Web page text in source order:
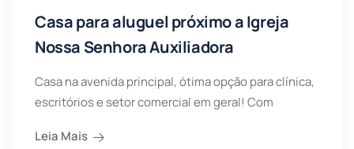
Casa para aluguel próximo a Igreja
Nossa Senhora Auxiliadora
Casa na avenida principal, ótima opção para clínica,
escritórios e setor comercial em geral! Com
Leia Mais